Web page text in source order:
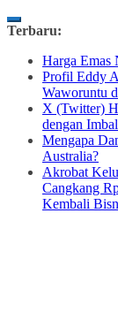
Skip
content
Terbaru:
Harga Emas
Profil Eddy
Waworuntu
X (Twitter)
dengan
Mengapa
Australia?
Akrobat
Cangkang
Kembali